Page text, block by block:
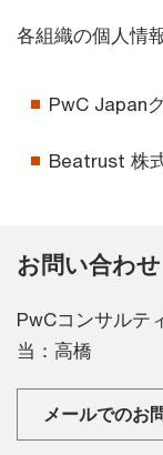
各組織の個人情
PwC Japan
Beatrust 株
お問い合わせ
PwCコンサルテ
当：高橋
メールでのお